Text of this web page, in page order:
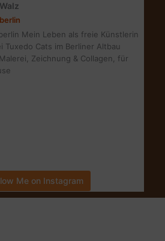
Mein Leben als freie Künstlerin
Tuxedo Cats im Berliner Altbau
Zeichnung & Collagen, für
Me on Instagram